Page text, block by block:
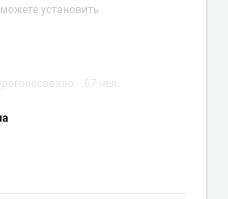
установить
67 чел.